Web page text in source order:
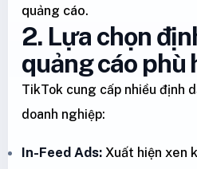
quảng cáo.
2. Lựa chọn
quảng cáo phù
TikTok cung cấp nhiều định
doanh nghiệp:
In-Feed Ads: Xuất hiện xen